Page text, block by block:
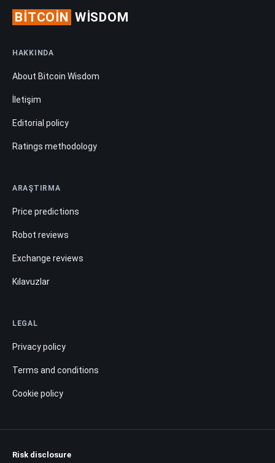
BITCOIN WISDOM
HAKKINDA
About Bitcoin Wisdom
İletişim
Editorial policy
Ratings methodology
ARAŞTIRMA
Price predictions
Robot reviews
Exchange reviews
Kılavuzlar
LEGAL
Privacy policy
Terms and conditions
Cookie policy
Risk disclosure